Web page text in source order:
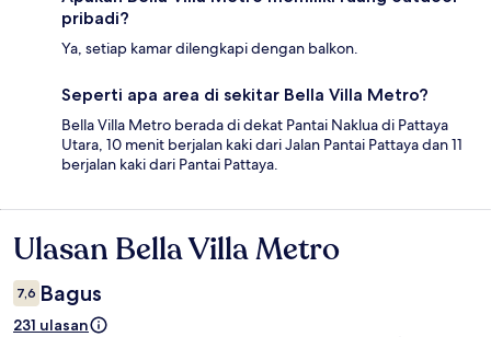
pribadi?
Ya, setiap kamar dilengkapi dengan balkon.
Seperti apa area di sekitar Bella Villa Metro?
Bella Villa Metro berada di dekat Pantai Naklua di Pattaya
Utara, 10 menit berjalan kaki dari Jalan Pantai Pattaya dan 11
berjalan kaki dari Pantai Pattaya.
Ulasan
Ulasan Bella Villa Metro
7,6 Bagus
231 ulasan